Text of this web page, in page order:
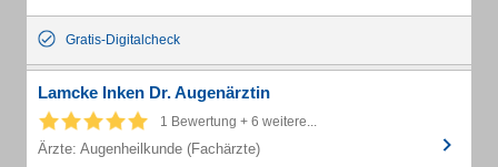
Gratis-Digitalcheck
Lamcke Inken Dr. Augenärztin
1 Bewertung + 6 weitere...
Ärzte: Augenheilkunde (Fachärzte)